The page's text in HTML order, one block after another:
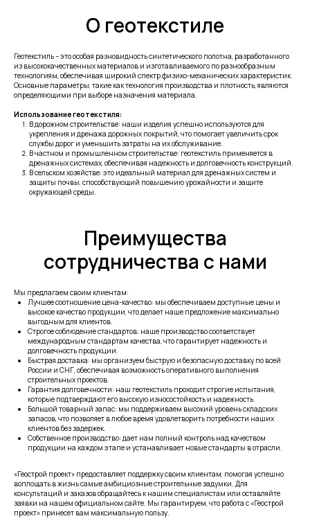
О геотекстиле
Геотекстиль – это особая разновидность синтетического полотна, разработанного
из высококачественных материалов и изготавливаемого по разнообразным
технологиям, обеспечивая широкий спектр физико-механических характеристик.
Основные параметры, такие как технология производства и плотность, являются
определяющими при выборе назначения материала.
Использование геотекстиля:
В дорожном строительстве: наши изделия успешно используются для
укрепления и дренажа дорожных покрытий, что помогает увеличить срок
службы дорог и уменьшить затраты на их обслуживание.
В частном и промышленном строительстве: геотекстиль применяется в
дренажных системах, обеспечивая надежность и долговечность конструкций.
В сельском хозяйстве: это идеальный материал для дренажных систем и
защиты почвы, способствующий повышению урожайности и защите
окружающей среды.
Преимущества
сотрудничества с нами
Мы предлагаем своим клиентам:
Лучшее соотношение цена-качество: мы обеспечиваем доступные цены и
высокое качество продукции, что делает наше предложение максимально
выгодным для клиентов.
Строгое соблюдение стандартов: наше производство соответствует
международным стандартам качества, что гарантирует надежность и
долговечность продукции.
Быстрая доставка: мы организуем быструю и безопасную доставку по всей
России и СНГ, обеспечивая возможность оперативного выполнения
строительных проектов.
Гарантия долговечности: наш геотекстиль проходит строгие испытания,
которые подтверждают его высокую износостойкость и надежность.
Большой товарный запас: мы поддерживаем высокий уровень складских
запасов, что позволяет в любое время удовлетворить потребности наших
клиентов без задержек.
Собственное производство: дает нам полный контроль над качеством
продукции на каждом этапе и устанавливает новые стандарты в отрасли.
«Геострой проект» предоставляет поддержку своим клиентам, помогая успешно
воплощать в жизнь самые амбициозные строительные задумки. Для
консультаций и заказов обращайтесь к нашим специалистам или оставляйте
заявки на нашем официальном сайте. Мы гарантируем, что работа с «Геострой
проект» принесет вам максимальную пользу.